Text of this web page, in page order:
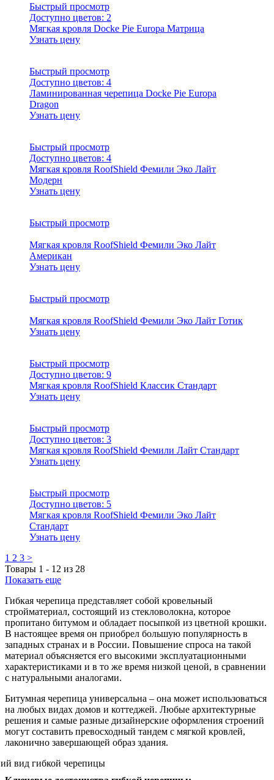
Быстрый просмотр
Доступно цветов: 2
Мягкая кровля Docke Pie Europa Матрица
Узнать цену
Быстрый просмотр
Доступно цветов: 4
Ламинированная черепица Docke Pie Europa
Dragon
Узнать цену
Быстрый просмотр
Доступно цветов: 4
Мягкая кровля RoofShield Фемили Эко Лайт
Модерн
Узнать цену
Быстрый просмотр
Мягкая кровля RoofShield Фемили Эко Лайт
Американ
Узнать цену
Быстрый просмотр
Мягкая кровля RoofShield Фемили Эко Лайт Готик
Узнать цену
Быстрый просмотр
Доступно цветов: 9
Мягкая кровля RoofShield Классик Стандарт
Узнать цену
Быстрый просмотр
Доступно цветов: 3
Мягкая кровля RoofShield Фемили Лайт Стандарт
Узнать цену
Быстрый просмотр
Доступно цветов: 5
Мягкая кровля RoofShield Фемили Эко Лайт
Стандарт
Узнать цену
1 2 3 >
Товары 1 - 12 из 28
Показать еще
Гибкая черепица представляет собой кровельный
стройматериал, состоящий из стекловолокна, которое
пропитано битумом и обладает посыпкой из цветной крошки.
В настоящее время он приобрел большую популярность в
западных странах и в России. Повышение спроса на такой
материал объясняется его высокими эксплуатационными
характеристиками и в то же время низкой ценой, в сравнении
с натуральными аналогами.
Битумная черепица универсальна – она может использоваться
на любых видах домов и коттеджей. Любые архитектурные
решения и самые разные дизайнерские оформления строений
могут составить превосходный тандем с мягкой кровлей,
лаконично завершающей образ здания.